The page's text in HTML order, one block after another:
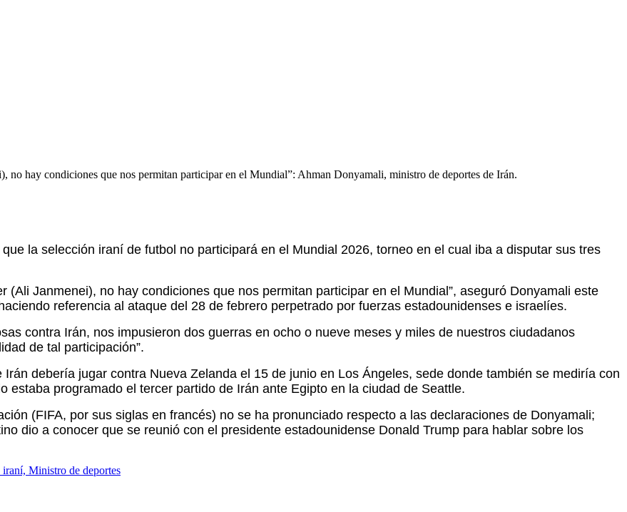
no hay condiciones que nos permitan participar en el Mundial”: Ahman Donyamali, ministro de deportes de Irán.
la selección iraní de futbol no participará en el Mundial 2026, torneo en el cual iba a disputar sus tres
(Ali Janmenei), no hay condiciones que nos permitan participar en el Mundial”, aseguró Donyamali este
referencia al ataque del 28 de febrero perpetrado por fuerzas estadounidenses e israelíes.
contra Irán, nos impusieron dos guerras en ocho o nueve meses y miles de nuestros ciudadanos
de tal participación”.
debería jugar contra Nueva Zelanda el 15 de junio en Los Ángeles, sede donde también se mediría con
estaba programado el tercer partido de Irán ante Egipto en la ciudad de Seattle.
(FIFA, por sus siglas en francés) no se ha pronunciado respecto a las declaraciones de Donyamali;
dio a conocer que se reunió con el presidente estadounidense Donald Trump para hablar sobre los
Ministro de deportes